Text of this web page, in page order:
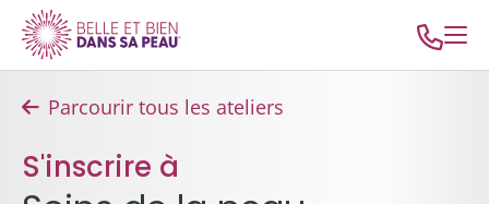
Parcourir tous les ateliers
S'inscrire à